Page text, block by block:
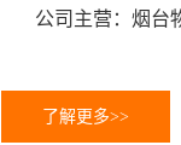
公司主营：烟台
了解更多>>